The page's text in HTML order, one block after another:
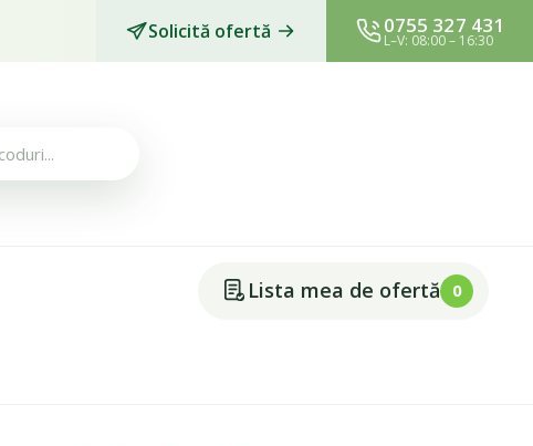
Solicită ofertă 0755 327 431
L–V: 08:00 – 16:30
Lista mea de ofertă 0